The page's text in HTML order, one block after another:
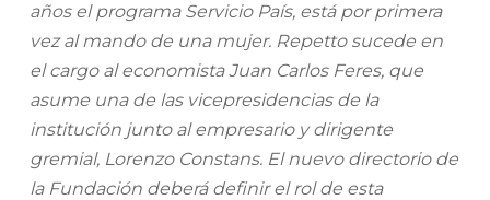
años el programa Servicio País, está por primera
vez al mando de una mujer. Repetto sucede en
el cargo al economista Juan Carlos Feres, que
asume una de las vicepresidencias de la
institución junto al empresario y dirigente
gremial, Lorenzo Constans. El nuevo directorio de
la Fundación deberá definir el rol de esta